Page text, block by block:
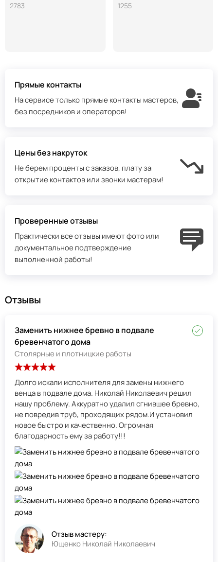
2783 1255
Прямые контакты
На сервисе только прямые контакты мастеров,
без посредников и операторов!
Цены без накруток
Не берем проценты с заказов, плату за
открытие контактов или звонки мастерам!
Проверенные отзывы
Практически все отзывы имеют фото или
документальное подтверждение
выполненной работы!
Отзывы
Заменить нижнее бревно в подвале
бревенчатого дома
Столярные и плотницкие работы
Долго искали исполнителя для замены нижнего
венца в подвале дома. Николай Николаевич решил
нашу проблему. Аккуратно удалил сгнившее бревно,
не повредив труб, проходящих рядом.И установил
новое быстро и качественно. Огромная
благодарность ему за работу!!!
Отзыв мастеру:
Ющенко Николай Николаевич